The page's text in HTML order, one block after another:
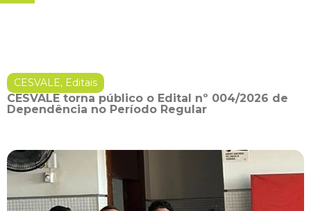
CESVALE, Editais
CESVALE torna público o Edital nº 004/2026 de
Dependência no Período Regular